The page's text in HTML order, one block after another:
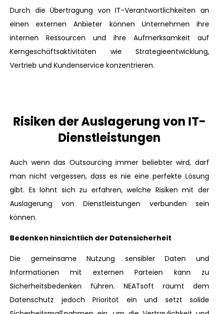
Durch die Übertragung von IT-Verantwortlichkeiten an
einen externen Anbieter können Unternehmen ihre
internen Ressourcen und ihre Aufmerksamkeit auf
Kerngeschäftsaktivitäten wie Strategieentwicklung,
Vertrieb und Kundenservice konzentrieren.
Risiken der Auslagerung von IT-
Dienstleistungen
Auch wenn das Outsourcing immer beliebter wird, darf
man nicht vergessen, dass es nie eine perfekte Lösung
gibt. Es lohnt sich zu erfahren, welche Risiken mit der
Auslagerung von Dienstleistungen verbunden sein
können.
Bedenken hinsichtlich der Datensicherheit
Die gemeinsame Nutzung sensibler Daten und
Informationen mit externen Parteien kann zu
Sicherheitsbedenken führen. NEATsoft räumt dem
Datenschutz jedoch Priorität ein und setzt solide